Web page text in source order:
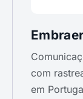
Embraer
com
em